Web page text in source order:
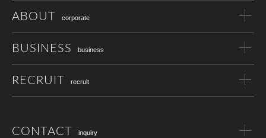
ABOUT corporate
BUSINESS business
RECRUIT recrult
CONTACT inquiry